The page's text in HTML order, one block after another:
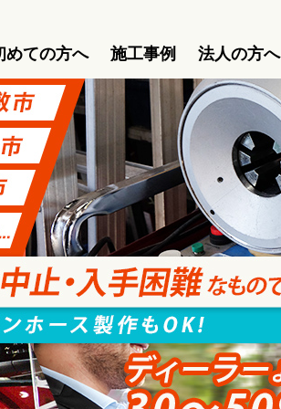
めての方へ 施工事例 法人の方へ